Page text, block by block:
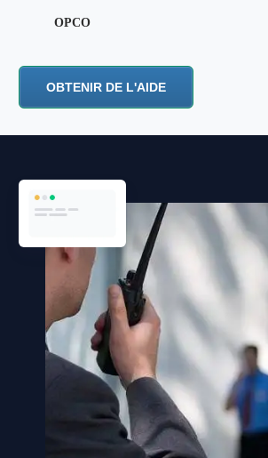
OPCO
OBTENIR DE L'AIDE